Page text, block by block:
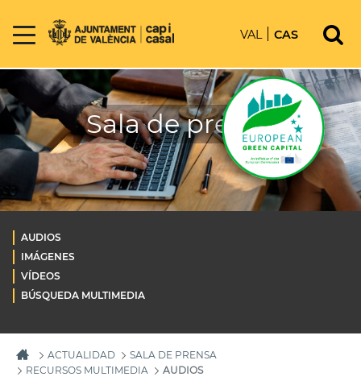
VAL CAS
Sala de prensa
AUDIOS
IMÁGENES
VÍDEOS
BÚSQUEDA MULTIMEDIA
ACTUALIDAD
SALA DE PRENSA
RECURSOS MULTIMEDIA
AUDIOS